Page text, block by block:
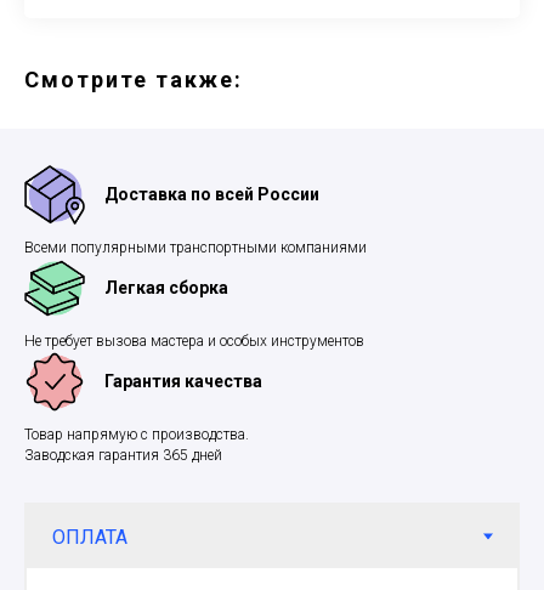
Смотрите также:
Доставка по всей России
Всеми популярными транспортными компаниями
Легкая сборка
Не требует вызова мастера и особых инструментов
Гарантия качества
Товар напрямую с производства.
Заводская гарантия 365 дней